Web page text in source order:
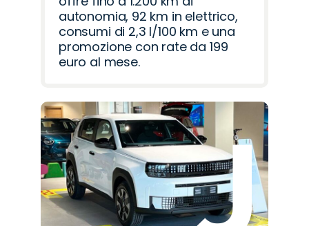
autonomia, 92 km in elettrico,
consumi di 2,3 l/100 km e una
promozione con rate da 199
euro al mese.